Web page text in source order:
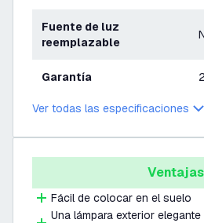
Fuente de luz
reemplazable
Garantía
Ver todas las especificaciones
Ventajas
Fácil de colocar en el suelo
Una lámpara exterior